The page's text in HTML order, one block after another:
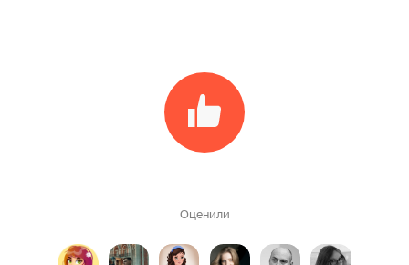
Оценили